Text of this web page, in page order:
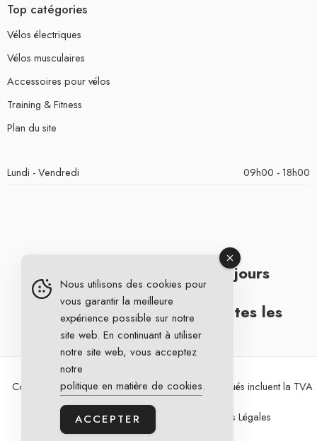
Top catégories
Vélos électriques
Vélos musculaires
Accessoires pour vélos
Training & Fitness
Plan du site
Lundi - Vendredi 09h00 - 18h00
Retours gratuits sous 30 jours
Livraison gratuite pour toutes les
commandes
Copyright 2026 © DG Cycling. Tous les prix indiqués incluent la TVA
Conditions Générales de Vente Mentions Légales
Nous utilisons des cookies pour
vous garantir la meilleure
expérience possible sur notre
site web. En continuant à utiliser
notre site web, vous acceptez
notre
politique en matière de cookies.
ACCEPTER